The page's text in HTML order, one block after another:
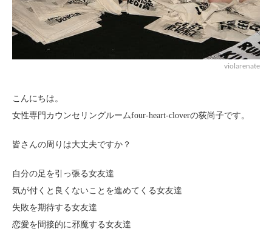
violarenate
こんにちは。
女性専門カウンセリングルームfour-heart-cloverの荻尚子です。
皆さんの周りは大丈夫ですか？
自分の足を引っ張る女友達
気が付くと良くないことを進めてくる女友達
失敗を期待する女友達
恋愛を間接的に邪魔する女友達